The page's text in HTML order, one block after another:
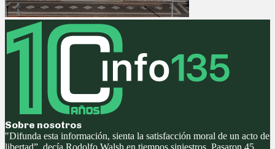
Sobre nosotros
"Difunda esta información, sienta la satisfacción moral de un acto de
libertad”, decía Rodolfo Walsh en tiempos siniestros. Pasaron 45